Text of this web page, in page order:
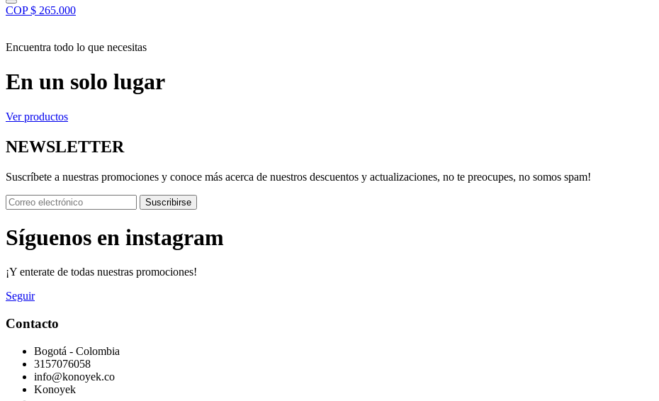
COP $ 265.000
Encuentra todo lo que necesitas
En un solo lugar
Ver productos
NEWSLETTER
Suscríbete a nuestras promociones y conoce más acerca de nuestros descuentos y actualizaciones, no te preocupes, no somos spam!
Suscribirse
Síguenos en instagram
¡Y enterate de todas nuestras promociones!
Seguir
Contacto
Bogotá - Colombia
3157076058
info@konoyek.co
Konoyek